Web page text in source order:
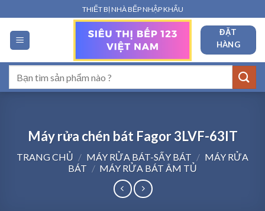
qua
nội
dung
THIẾT BỊ NHÀ BẾP NHẬP KHẨU
ĐẶT
HÀNG
kiếm:
Máy rửa chén bát Fagor 3LVF-63IT
TRANG CHỦ / MÁY RỬA BÁT-SẤY BÁT / MÁY RỬA
BÁT / MÁY RỬA BÁT ÂM TỦ